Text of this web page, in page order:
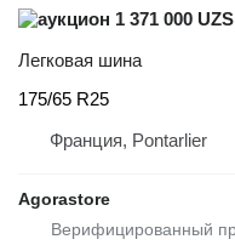
1 371 000 UZS
Легковая шина
175/65 R25
Франция, Pontarlier
Agorastore